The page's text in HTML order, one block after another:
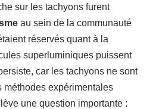
sur les tachyons furent
au sein de la communauté
réservés quant à la
superluminiques puissent
car les tachyons ne sont
méthodes expérimentales
une question importante :